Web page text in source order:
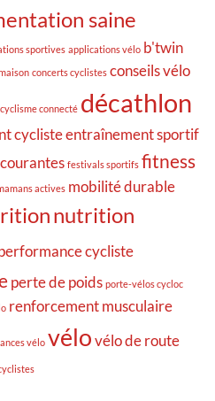
saine
sportives applications vélo b'twin
concerts cyclistes conseils vélo
cyclisme connecté décathlon
cyclisteentraînement sportif
festivals sportifs fitness
actives mobilité durable
nutrition
cycliste
perte de poids porte-vélos cycloc
renforcement musculaire
vélo vélovélo de route